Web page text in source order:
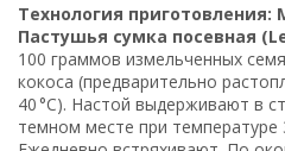
Технология
Пастушья сумка посевная
100 граммов измельченных
кокоса (предварительно
40 °C). Настой выдерживают в
темном месте при температуре